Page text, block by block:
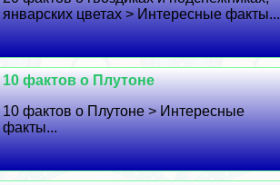
январских цветах > Интересные факты...
10 фактов о Плутоне
10 фактов о Плутоне > Интересные
факты...